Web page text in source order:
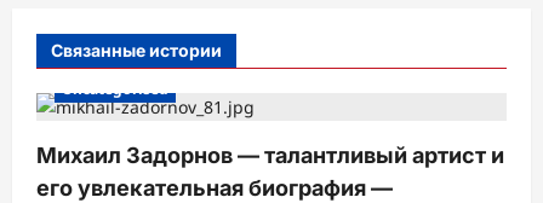
Связанные истории
Uncategorised
Михаил Задорнов — талантливый артист и
его увлекательная биография —